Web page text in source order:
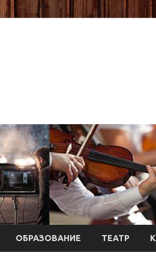
ОБРАЗОВАНИЕ ТЕАТР